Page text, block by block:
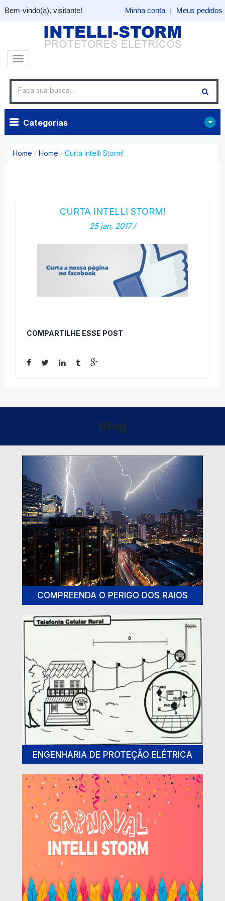
Bem-vindo(a), visitante! Minha conta | Meus pedidos
Categorias
Home / Home / Curta Intelli Storm!
CURTA INTELLI STORM!
25 jan, 2017 /
COMPARTILHE ESSE POST
Blog
COMPREENDA O PERIGO DOS RAIOS
ENGENHARIA DE PROTEÇÃO ELÉTRICA